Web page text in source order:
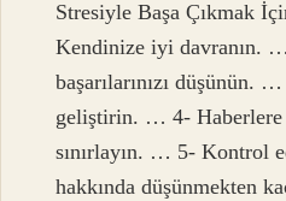
Stresiyle Başa Çıkmak
Kendinize iyi davranın.
başarılarınızı düşünün.
geliştirin. … 4- Haberlere
sınırlayın. … 5- Kontrol
hakkında düşünmekten